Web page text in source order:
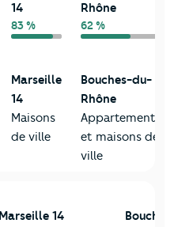
14
83 %
Rhône
62 %
Marseille
14
Maisons
de ville
Bouches-du-
Rhône
Appartements
et maisons de
ville
Marseille 14